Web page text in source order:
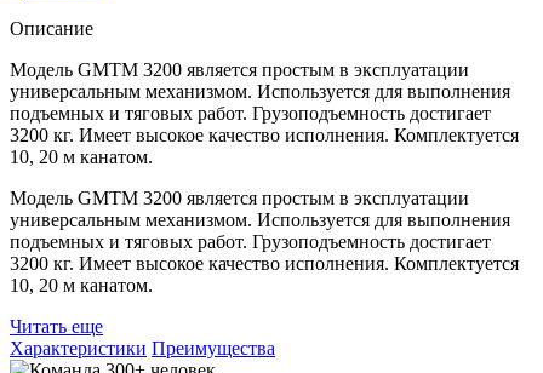
Описание
Модель GMTM 3200 является простым в эксплуатации
универсальным механизмом. Используется для выполнения
подъемных и тяговых работ. Грузоподъемность достигает
3200 кг. Имеет высокое качество исполнения. Комплектуется
10, 20 м канатом.
Модель GMTM 3200 является простым в эксплуатации
универсальным механизмом. Используется для выполнения
подъемных и тяговых работ. Грузоподъемность достигает
3200 кг. Имеет высокое качество исполнения. Комплектуется
10, 20 м канатом.
Читать еще
Характеристики Преимущества